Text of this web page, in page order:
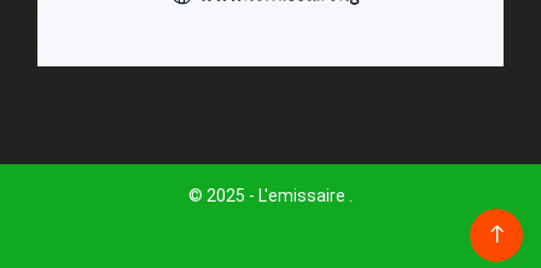
© 2025 - L'emissaire .